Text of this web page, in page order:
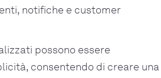
notifiche e customer
possono essere
consentendo di creare una